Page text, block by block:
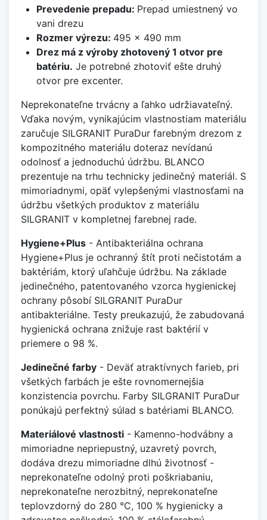
Prevedenie prepadu: Prepad umiestnený vo
vani drezu
Rozmer výrezu: 495 x 490 mm
Drez má z výroby zhotovený 1 otvor pre
batériu. Je potrebné zhotoviť ešte druhý
otvor pre excenter.
Neprekonateľne trvácny a ľahko udržiavateľný.
Vďaka novým, vynikajúcim vlastnostiam materiálu
zaručuje SILGRANIT PuraDur farebným drezom z
kompozitného materiálu doteraz nevídanú
odolnosť a jednoduchú údržbu. BLANCO
prezentuje na trhu technicky jedinečný materiál. S
mimoriadnymi, opäť vylepšenými vlastnosťami na
údržbu všetkých produktov z materiálu
SILGRANIT v kompletnej farebnej rade.
Hygiene+Plus - Antibakteriálna ochrana
Hygiene+Plus je ochranný štít proti nečistotám a
baktériám, ktorý uľahčuje údržbu. Na základe
jedinečného, patentovaného vzorca hygienickej
ochrany pôsobí SILGRANIT PuraDur
antibakteriálne. Testy preukazujú, že zabudovaná
hygienická ochrana znižuje rast baktérií v
priemere o 98 %.
Jedinečné farby - Deväť atraktívnych farieb, pri
všetkých farbách je ešte rovnomernejšia
konzistencia povrchu. Farby SILGRANIT PuraDur
ponúkajú perfektný súlad s batériami BLANCO.
Materiálové vlastnosti - Kamenno-hodvábny a
mimoriadne nepriepustný, uzavretý povrch,
dodáva drezu mimoriadne dlhú životnosť -
neprekonateľne odolný proti poškriabaniu,
neprekonateľne nerozbitný, neprekonateľne
teplovzdorný do 280 °C, 100 % hygienicky a